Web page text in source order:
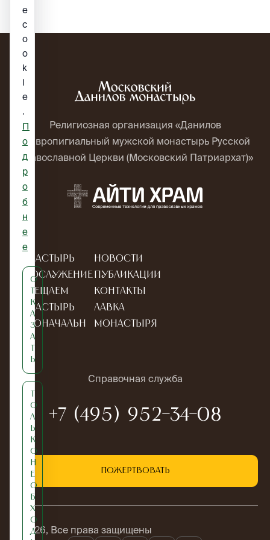
Религиозная организация «Данилов
ставропигиальный мужской монастырь Русской
Православной Церкви (Московский Патриархат)»
Монастырь
Богослужение
Посещаем
монастырь
Новоначальн
Новости
Публикации
Контакты
Лавка
монастыря
Справочная служба
+7 (495) 952-34-08
Пожертвовать
© 2026, Все права защищены
е
c
o
o
k
i
e
.
П
о
д
р
о
б
н
е
е
О
к
а
з
а
ь
о
л
ь
к
о
н
е
о
б
х
о
д